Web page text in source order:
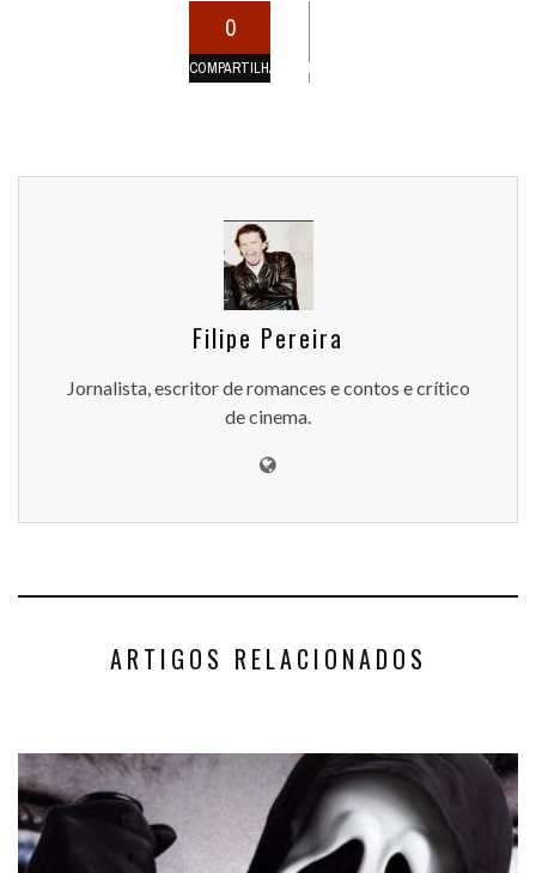
0
COMPARTILHAMENTOS
Filipe Pereira
Jornalista, escritor de romances e contos e crítico
de cinema.
ARTIGOS RELACIONADOS